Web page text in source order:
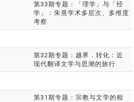
第33期专题：「理学」与「经
学」：朱熹学术多层次、多维度
考察
第32期专题：越界．转化：近
现代翻译文学与思潮的旅行
第31期专题：宗教与文学的相